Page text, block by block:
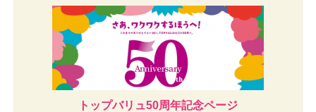
トップバリュ50周年記念ページ